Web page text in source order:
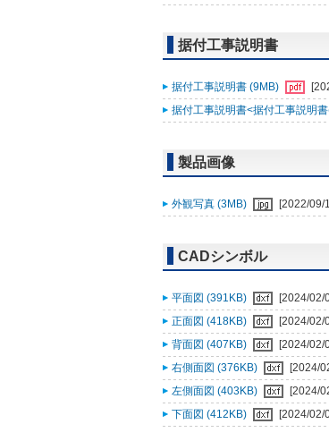
据付工事説明書
据付工事説明書 (9MB)
据付工事説明書<据付工事説明
製品画像
外観写真 (3MB) [2022/09/
CADシンボル
平面図 (391KB)
[2024/02/
正面図 (418KB)
[2024/02/
背面図 (407KB)
[2024/02/
右側面図 (376KB)
[2024/
左側面図 (403KB)
[2024/
下面図 (412KB)
[2024/02/